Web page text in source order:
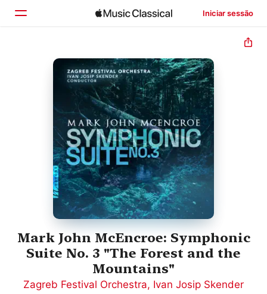
Iniciar sessão
Início
Explorar
Buscar
Mark John McEncroe: Symphonic
Suite No. 3 "The Forest and the
Mountains"
Zagreb Festival Orchestra, Ivan Josip Skender